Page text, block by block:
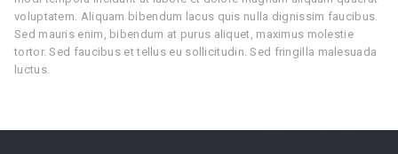
voluptatem. Aliquam bibendum lacus quis nulla dignissim faucibus.
Sed mauris enim, bibendum at purus aliquet, maximus molestie
tortor. Sed faucibus et tellus eu sollicitudin. Sed fringilla malesuada
luctus.